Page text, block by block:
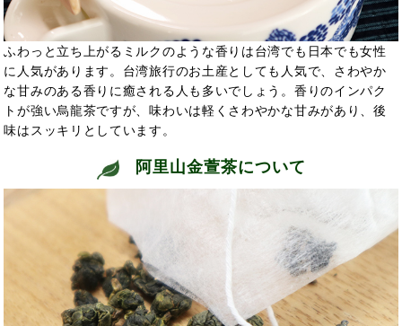
ふわっと立ち上がるミルクのような香りは台湾でも日本でも女性
に人気があります。台湾旅行のお土産としても人気で、さわやか
な甘みのある香りに癒される人も多いでしょう。香りのインパク
トが強い烏龍茶ですが、味わいは軽くさわやかな甘みがあり、後
味はスッキリとしています。
阿里山金萱茶について